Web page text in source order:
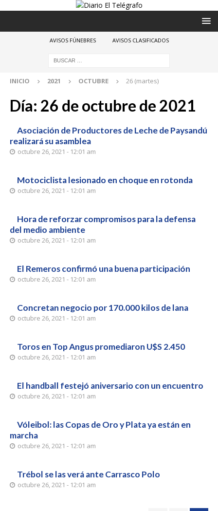
AVISOS FÚNEBRES AVISOS CLASIFICADOS
INICIO 2021 OCTUBRE 26 (martes)
Día: 26 de octubre de 2021
Asociación de Productores de Leche de Paysandú
realizará su asamblea
octubre 26, 2021 - 12:01 am
Motociclista lesionado en choque en rotonda
octubre 26, 2021 - 12:01 am
Hora de reforzar compromisos para la defensa
del medio ambiente
octubre 26, 2021 - 12:01 am
El Remeros confirmó una buena participación
octubre 26, 2021 - 12:01 am
Concretan negocio por 170.000 kilos de lana
octubre 26, 2021 - 12:01 am
Toros en Top Angus promediaron U$S 2.450
octubre 26, 2021 - 12:01 am
El handball festejó aniversario con un encuentro
octubre 26, 2021 - 12:01 am
Vóleibol: las Copas de Oro y Plata ya están en
marcha
octubre 26, 2021 - 12:01 am
Trébol se las verá ante Carrasco Polo
octubre 26, 2021 - 12:01 am